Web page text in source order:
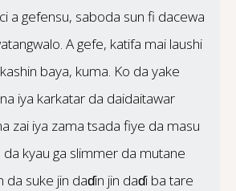
a gefensu, saboda sun fi dacewa
A gefe, katifa mai laushi
baya, kuma. Ko da yake
iya karkatar da daidaitawar
zai iya zama tsada fiye da masu
da kyau ga slimmer da mutane
da suke jin daɗin jin daɗi ba tare